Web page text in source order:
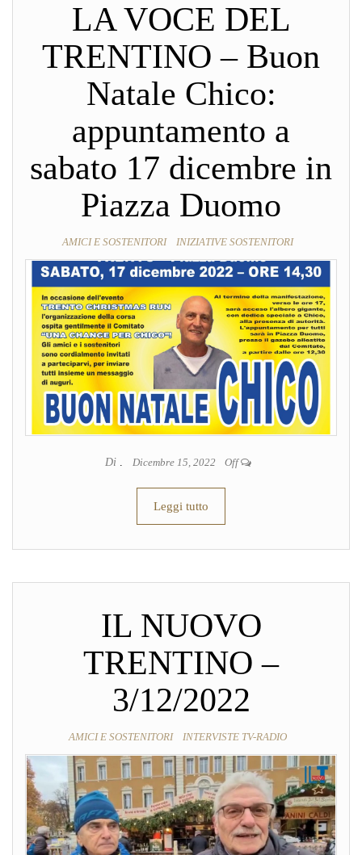
LA VOCE DEL
TRENTINO – Buon
Natale Chico:
appuntamento a
sabato 17 dicembre in
Piazza Duomo
AMICI E SOSTENITORI INIZIATIVE SOSTENITORI
Di Dicembre 15, 2022 Off
Leggi tutto
IL NUOVO
TRENTINO –
3/12/2022
AMICI E SOSTENITORI INTERVISTE TV-RADIO